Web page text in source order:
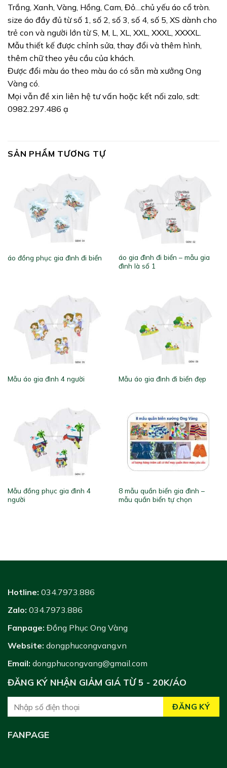
Trắng, Xanh, Vàng, Hồng, Cam, Đỏ…chủ yếu áo cổ tròn.
size áo đầy đủ từ số 1, số 2, số 3, số 4, số 5, XS dành cho
trẻ con và người lớn từ S, M, L, XL, XXL, XXXL, XXXXL.
Mẫu thiết kế được chỉnh sửa, thay đổi và thêm hình,
thêm chữ theo yêu cầu của khách.
Được đổi màu áo theo màu áo có sẵn mà xưởng Ong
Vàng có.
Mọi vẫn đề xin liên hệ tư vấn hoặc kết nối zalo, sdt:
0982.297.486 ạ
SẢN PHẨM TƯƠNG TỰ
áo đồng phục gia đình đi biển
áo gia đình đi biển – mẫu gia
đình là số 1
Mẫu áo gia đình 4 người Mẫu áo gia đình đi biển đẹp
Mẫu đồng phục gia đình 4
người
8 mẫu quần biển gia đình –
mẫu quần biển tự chọn
Hotline: 034.7973.886
Zalo: 034.7973.886
Fanpage: Đồng Phục Ong Vàng
Website: dongphucongvang.vn
Email: dongphucongvang@gmail.com
ĐĂNG KÝ NHẬN GIẢM GIÁ TỪ 5 - 20K/ÁO
FANPAGE